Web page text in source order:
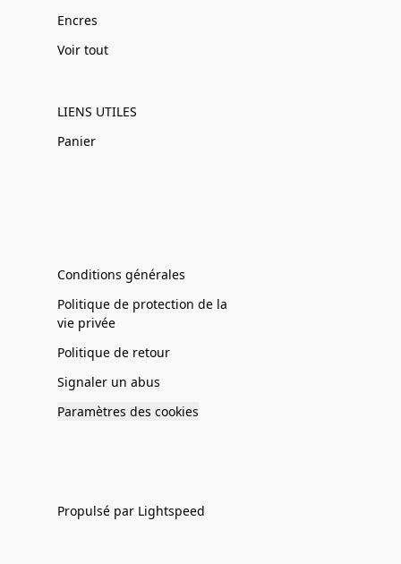
Encres
Voir tout
LIENS UTILES
Panier
Conditions générales
Politique de protection de la
vie privée
Politique de retour
Signaler un abus
Paramètres des cookies
Propulsé par Lightspeed